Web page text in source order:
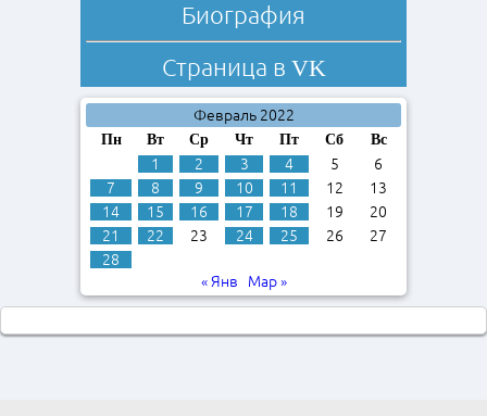
Биография
Страница в VK
Февраль 2022
Пн Вт Ср Чт Пт Сб Вс
1 2 3 4 5
6
7
8 9 10 11 12
13
14
15 16 17 18 19
20
21
22 23 24 25 26
27
28
« Янв
Мар »